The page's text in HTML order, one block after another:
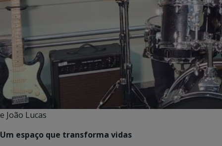
e João Lucas
Um espaço que transforma vidas